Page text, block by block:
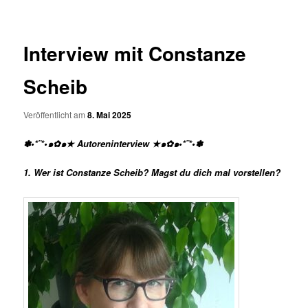
Interview mit Constanze
Scheib
Veröffentlicht am8. Mai 2025
✽•*¨*•๑✿๑★ Autoreninterview ★๑✿๑•*¨*•✽
1. Wer ist Constanze Scheib? Magst du dich mal vorstellen?